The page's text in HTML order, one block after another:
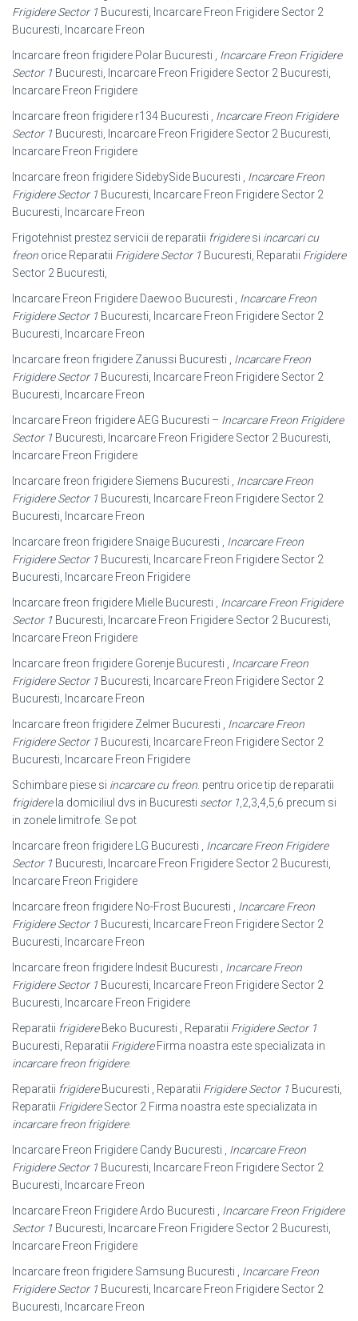
Frigidere Sector 1 Bucuresti, Incarcare Freon Frigidere Sector 2
Bucuresti, Incarcare Freon
Incarcare freon frigidere Polar Bucuresti , Incarcare Freon Frigidere
Sector 1 Bucuresti, Incarcare Freon Frigidere Sector 2 Bucuresti,
Incarcare Freon Frigidere
Incarcare freon frigidere r134 Bucuresti , Incarcare Freon Frigidere
Sector 1 Bucuresti, Incarcare Freon Frigidere Sector 2 Bucuresti,
Incarcare Freon Frigidere
Incarcare freon frigidere SidebySide Bucuresti , Incarcare Freon
Frigidere Sector 1 Bucuresti, Incarcare Freon Frigidere Sector 2
Bucuresti, Incarcare Freon
Frigotehnist prestez servicii de reparatii frigideresi incarcari cu
freon orice Reparatii Frigidere Sector 1 Bucuresti, Reparatii Frigidere
Sector 2 Bucuresti,
Incarcare Freon Frigidere Daewoo Bucuresti , Incarcare Freon
Frigidere Sector 1 Bucuresti, Incarcare Freon Frigidere Sector 2
Bucuresti, Incarcare Freon
Incarcare freon frigidere Zanussi Bucuresti , Incarcare Freon
Frigidere Sector 1 Bucuresti, Incarcare Freon Frigidere Sector 2
Bucuresti, Incarcare Freon
Incarcare Freon frigidere AEG Bucuresti – Incarcare Freon Frigidere
Sector 1 Bucuresti, Incarcare Freon Frigidere Sector 2 Bucuresti,
Incarcare Freon Frigidere
Incarcare freon frigidere Siemens Bucuresti , Incarcare Freon
Frigidere Sector 1 Bucuresti, Incarcare Freon Frigidere Sector 2
Bucuresti, Incarcare Freon
Incarcare freon frigidere Snaige Bucuresti , Incarcare Freon
Frigidere Sector 1 Bucuresti, Incarcare Freon Frigidere Sector 2
Bucuresti, Incarcare Freon Frigidere
Incarcare freon frigidere Mielle Bucuresti , Incarcare Freon Frigidere
Sector 1 Bucuresti, Incarcare Freon Frigidere Sector 2 Bucuresti,
Incarcare Freon Frigidere
Incarcare freon frigidere Gorenje Bucuresti , Incarcare Freon
Frigidere Sector 1 Bucuresti, Incarcare Freon Frigidere Sector 2
Bucuresti, Incarcare Freon
Incarcare freon frigidere Zelmer Bucuresti , Incarcare Freon
Frigidere Sector 1 Bucuresti, Incarcare Freon Frigidere Sector 2
Bucuresti, Incarcare Freon Frigidere
Schimbare piese si incarcare cu freon . pentru orice tip de reparatii
frigiderela domiciliul dvs in Bucuresti sector 1 ,2,3,4,5,6 precum si
in zonele limitrofe. Se pot
Incarcare freon frigidere LG Bucuresti , Incarcare Freon Frigidere
Sector 1 Bucuresti, Incarcare Freon Frigidere Sector 2 Bucuresti,
Incarcare Freon Frigidere
Incarcare freon frigidere No-Frost Bucuresti , Incarcare Freon
Frigidere Sector 1 Bucuresti, Incarcare Freon Frigidere Sector 2
Bucuresti, Incarcare Freon
Incarcare freon frigidere Indesit Bucuresti , Incarcare Freon
Frigidere Sector 1 Bucuresti, Incarcare Freon Frigidere Sector 2
Bucuresti, Incarcare Freon Frigidere
Reparatii frigidereBeko Bucuresti , Reparatii Frigidere Sector 1
Bucuresti, Reparatii FrigidereFirma noastra este specializata in
incarcare freon frigidere.
Reparatii frigidereBucuresti , Reparatii Frigidere Sector 1 Bucuresti,
Reparatii FrigidereSector 2 Firma noastra este specializata in
incarcare freon frigidere.
Incarcare Freon Frigidere Candy Bucuresti , Incarcare Freon
Frigidere Sector 1 Bucuresti, Incarcare Freon Frigidere Sector 2
Bucuresti, Incarcare Freon
Incarcare Freon Frigidere Ardo Bucuresti , Incarcare Freon Frigidere
Sector 1 Bucuresti, Incarcare Freon Frigidere Sector 2 Bucuresti,
Incarcare Freon Frigidere
Incarcare freon frigidere Samsung Bucuresti , Incarcare Freon
Frigidere Sector 1 Bucuresti, Incarcare Freon Frigidere Sector 2
Bucuresti, Incarcare Freon